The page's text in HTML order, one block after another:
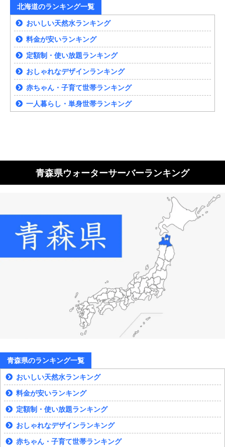
北海道のランキング一覧
おいしい天然水ランキング
料金が安いランキング
定額制・使い放題ランキング
おしゃれなデザインランキング
赤ちゃん・子育て世帯ランキング
一人暮らし・単身世帯ランキング
青森県ウォーターサーバーランキング
青森県のランキング一覧
おいしい天然水ランキング
料金が安いランキング
定額制・使い放題ランキング
おしゃれなデザインランキング
赤ちゃん・子育て世帯ランキング